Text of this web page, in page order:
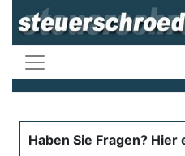
Haben Sie Fragen?